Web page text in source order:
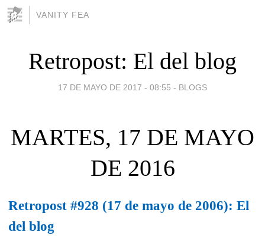
VANITY FEA
Retropost: El del blog
17 DE MAYO DE 2017 - 08:55 - BLOGS
MARTES, 17 DE MAYO
DE 2016
Retropost #928 (17 de mayo de 2006): El
del blog